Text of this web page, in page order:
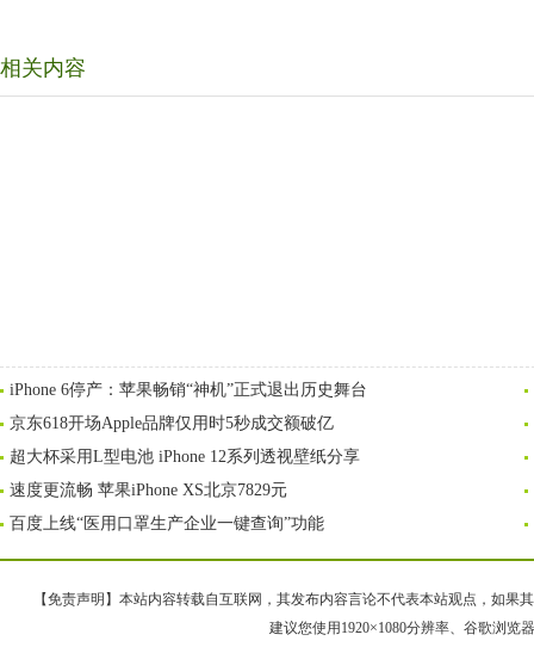
相关内容
iPhone 6停产：苹果畅销“神机”正式退出历史舞台
京东618开场Apple品牌仅用时5秒成交额破亿
超大杯采用L型电池 iPhone 12系列透视壁纸分享
速度更流畅 苹果iPhone XS北京7829元
百度上线“医用口罩生产企业一键查询”功能
【免责声明】本站内容转载自互联网，其发布内容言论不代表本站观点，如果
建议您使用1920×1080分辨率、谷歌浏览